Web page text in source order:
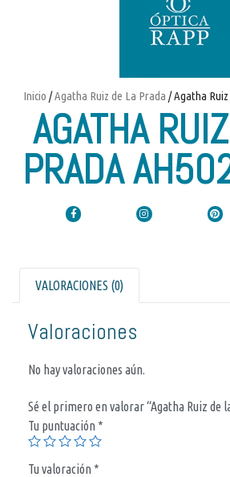
Inicio /Agatha Ruiz de La Prada / Agatha Ruiz
AGATHA
PRADA
VALORACIONES (0)
Valoraciones
No hay valoraciones aún.
Sé el primero en valorar “Agatha Ruiz de
Tu puntuación *
Tu valoración *